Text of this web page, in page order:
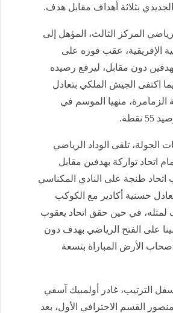
بثلاثة أهداف مقابل هدف.
المركز الثالث، المؤهل إلى
الإفريقية، عقب فوزه على
دون مقابل، ليرفع رصيده
فيما اكتفى الجيش الملكي بتعادل
منهيا الموسم في
نقطة.
الجولة، تلقى الوداد الرياضي
اتحاد تواركة بهدفين مقابل
اتحاد طنجة على النادي المكناسي
وتعادل حسنية أكادير مع الكوكب
لمثله، في حين حقق اتحاد يعقوب
على الفتح الرياضي بهدف دون
الأرض المباراة بتسعة
الترتيب، غادر أولمبيك آسفي
القسم الاحترافي الأول، بعد